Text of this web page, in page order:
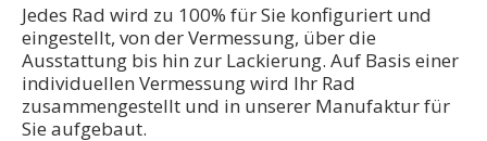
Jedes Rad wird zu 100% für Sie konfiguriert und
eingestellt, von der Vermessung, über die
Ausstattung bis hin zur Lackierung. Auf Basis einer
individuellen Vermessung wird Ihr Rad
zusammengestellt und in unserer Manufaktur für
Sie aufgebaut.